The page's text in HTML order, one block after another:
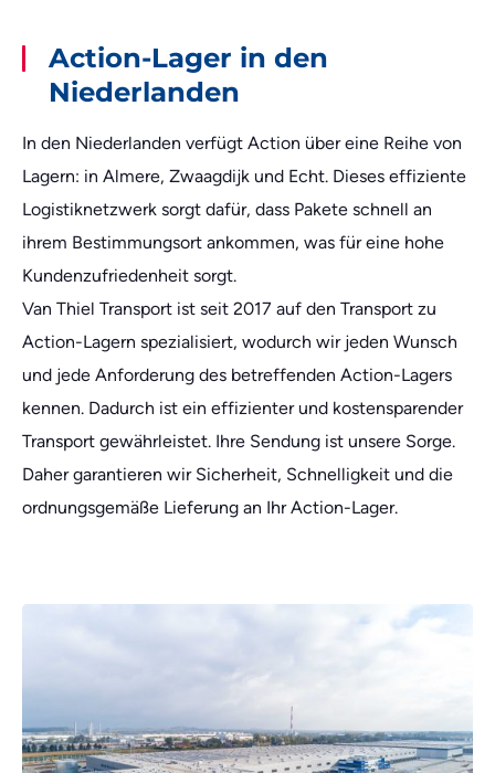
Action-Lager in den
Niederlanden
In den Niederlanden verfügt Action über eine Reihe von
Lagern: in Almere, Zwaagdijk und Echt. Dieses effiziente
Logistiknetzwerk sorgt dafür, dass Pakete schnell an
ihrem Bestimmungsort ankommen, was für eine hohe
Kundenzufriedenheit sorgt.
Van Thiel Transport ist seit 2017 auf den Transport zu
Action-Lagern spezialisiert, wodurch wir jeden Wunsch
und jede Anforderung des betreffenden Action-Lagers
kennen. Dadurch ist ein effizienter und kostensparender
Transport gewährleistet. Ihre Sendung ist unsere Sorge.
Daher garantieren wir Sicherheit, Schnelligkeit und die
ordnungsgemäße Lieferung an Ihr Action-Lager.